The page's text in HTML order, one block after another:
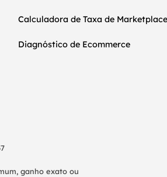
Calculadora de Taxa de Marketplace
Diagnóstico de Ecommerce
ganho exato ou